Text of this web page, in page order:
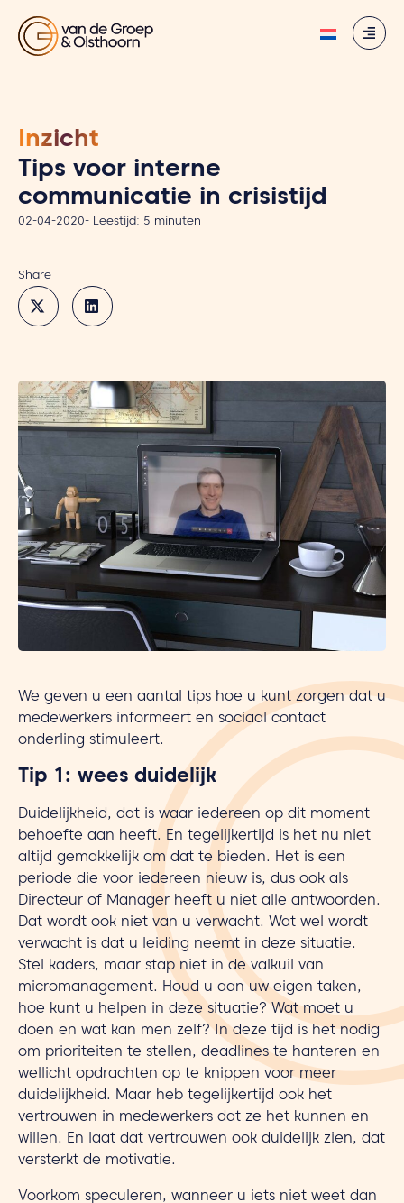
Share
Inzicht
Tips voor interne
communicatie in crisistijd
02-04-2020- Leestijd: 5 minuten
We geven u een aantal tips hoe u kunt zorgen dat u
medewerkers informeert en sociaal contact
onderling stimuleert.
Tip 1: wees duidelijk
Duidelijkheid, dat is waar iedereen op dit moment
behoefte aan heeft. En tegelijkertijd is het nu niet
altijd gemakkelijk om dat te bieden. Het is een
periode die voor iedereen nieuw is, dus ook als
Directeur of Manager heeft u niet alle antwoorden.
Dat wordt ook niet van u verwacht. Wat wel wordt
verwacht is dat u leiding neemt in deze situatie.
Stel kaders, maar stap niet in de valkuil van
micromanagement. Houd u aan uw eigen taken,
hoe kunt u helpen in deze situatie? Wat moet u
doen en wat kan men zelf? In deze tijd is het nodig
om prioriteiten te stellen, deadlines te hanteren en
wellicht opdrachten op te knippen voor meer
duidelijkheid. Maar heb tegelijkertijd ook het
vertrouwen in medewerkers dat ze het kunnen en
willen. En laat dat vertrouwen ook duidelijk zien, dat
versterkt de motivatie.
Voorkom speculeren, wanneer u iets niet weet dan